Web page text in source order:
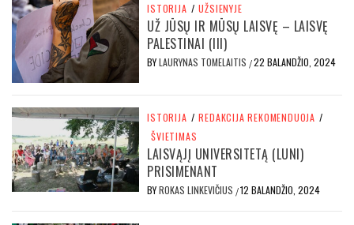
ISTORIJA / UŽSIENYJE
UŽ JŪSŲ IR MŪSŲ LAISVĘ – LAISVĘ
PALESTINAI (III)
BYLAURYNAS TOMELAITIS /22 BALANDŽIO, 2024
ISTORIJA / REDAKCIJA REKOMENDUOJA /
ŠVIETIMAS
LAISVĄJĮ UNIVERSITETĄ (LUNI)
PRISIMENANT
BYROKAS LINKEVIČIUS /12 BALANDŽIO, 2024